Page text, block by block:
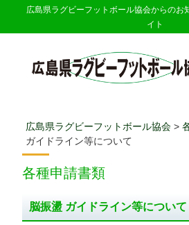
広島県ラグビーフットボール協会からのお
イト
広島県ラグビーフットボール協会 >
ガイドライン等について
各種申請書類
脳振盪 ガイドライン等について